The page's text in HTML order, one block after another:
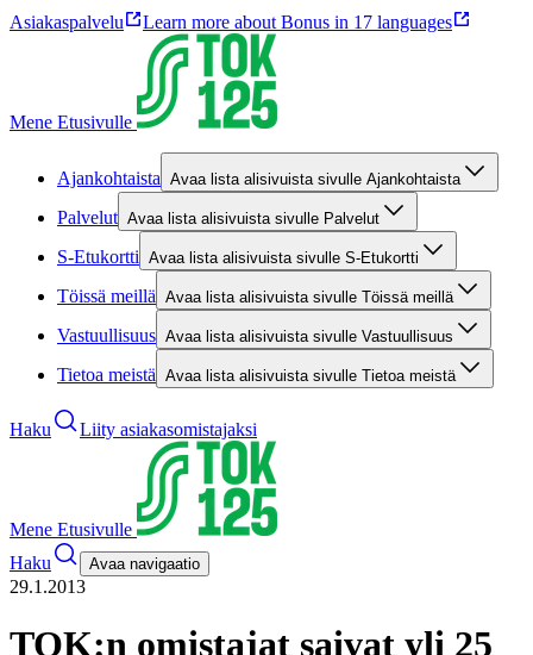
Asiakaspalvelu Learn more about Bonus in 17 languages
Mene Etusivulle
Ajankohtaista Avaa lista alisivuista sivulle Ajankohtaista
Palvelut Avaa lista alisivuista sivulle Palvelut
S-Etukortti Avaa lista alisivuista sivulle S-Etukortti
Töissä meillä Avaa lista alisivuista sivulle Töissä meillä
Vastuullisuus Avaa lista alisivuista sivulle Vastuullisuus
Tietoa meistä Avaa lista alisivuista sivulle Tietoa meistä
Haku Liity asiakasomistajaksi
Mene Etusivulle
Haku
Avaa navigaatio
29.1.2013
TOK:n omistajat saivat yli 25